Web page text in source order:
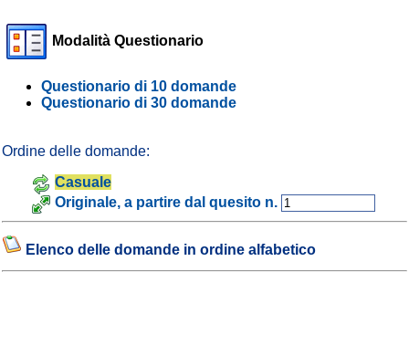
Modalità Questionario
Questionario di 10 domande
Questionario di 30 domande
Ordine delle domande:
Casuale
Originale, a partire dal quesito n.
Elenco delle domande in ordine alfabetico